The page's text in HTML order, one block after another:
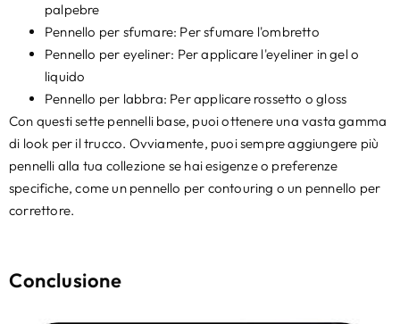
palpebre
Pennello per sfumare: Per sfumare l'ombretto
Pennello per eyeliner: Per applicare l'eyeliner in gel o
liquido
Pennello per labbra: Per applicare rossetto o gloss
Con questi sette pennelli base, puoi ottenere una vasta gamma
di look per il trucco. Ovviamente, puoi sempre aggiungere più
pennelli alla tua collezione se hai esigenze o preferenze
specifiche, come un pennello per contouring o un pennello per
correttore.
Conclusione